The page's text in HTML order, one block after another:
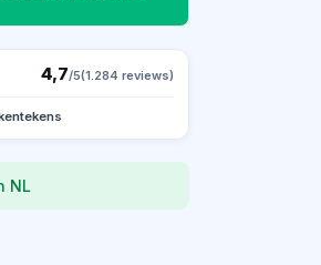
4,7/5(1.284 reviews)
NL